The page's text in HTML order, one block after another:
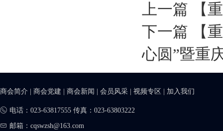
上一篇
【
下一篇
【
心圆”暨重
商会简介 商会党建 商会新闻 会员风采 视频专区 加入我们
电话：023-63817555 传真：023-63803222
邮箱：cqswzsh@163.com